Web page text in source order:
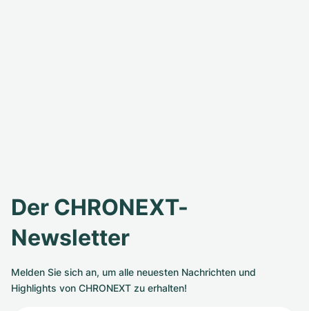
Der CHRONEXT-
Newsletter
Melden Sie sich an, um alle neuesten Nachrichten und
Highlights von CHRONEXT zu erhalten!